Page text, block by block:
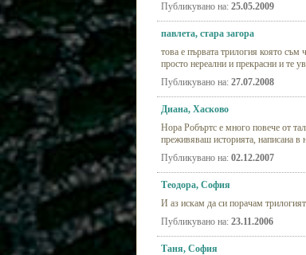
Публикувано на: 25.05.2009
павлета, стара загора
това е първата трилогия която
просто нереални и прекрасни и те
Публикувано на: 27.07.2008
Диана, Хасково
Нора Робъртс е много повече от
преживяваш историята, написана в
Публикувано на: 02.12.2007
Теодора, София
И аз искам да си порачам
Публикувано на: 23.11.2006
Таня, София